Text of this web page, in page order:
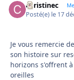
christinec
Posté(e) le 17
Je vous remercie
son histoire sur
horizons s'offrent
oreilles